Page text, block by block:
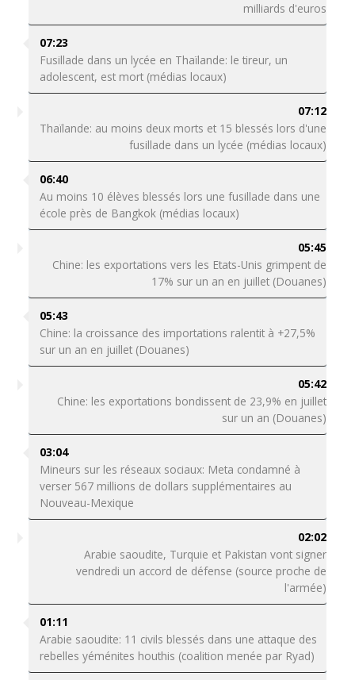
milliards d'euros
07:23
Fusillade dans un lycée en Thaïlande: le tireur, un
adolescent, est mort (médias locaux)
07:12
Thaïlande: au moins deux morts et 15 blessés lors d'une
fusillade dans un lycée (médias locaux)
06:40
Au moins 10 élèves blessés lors une fusillade dans une
école près de Bangkok (médias locaux)
05:45
Chine: les exportations vers les Etats-Unis grimpent de
17% sur un an en juillet (Douanes)
05:43
Chine: la croissance des importations ralentit à +27,5%
sur un an en juillet (Douanes)
05:42
Chine: les exportations bondissent de 23,9% en juillet
sur un an (Douanes)
03:04
Mineurs sur les réseaux sociaux: Meta condamné à
verser 567 millions de dollars supplémentaires au
Nouveau-Mexique
02:02
Arabie saoudite, Turquie et Pakistan vont signer
vendredi un accord de défense (source proche de
l'armée)
01:11
Arabie saoudite: 11 civils blessés dans une attaque des
rebelles yéménites houthis (coalition menée par Ryad)